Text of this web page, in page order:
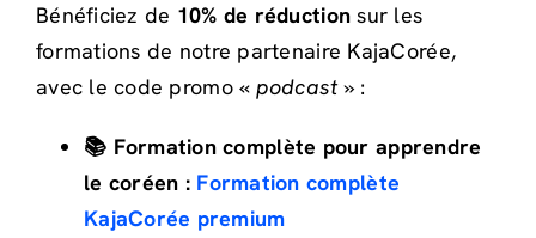
Bénéficiez de 10% de réduction sur les
formations de notre partenaire KajaCorée,
avec le code promo « podcast » :
📚 Formation complète pour apprendre
le coréen : Formation complète
KajaCorée premium